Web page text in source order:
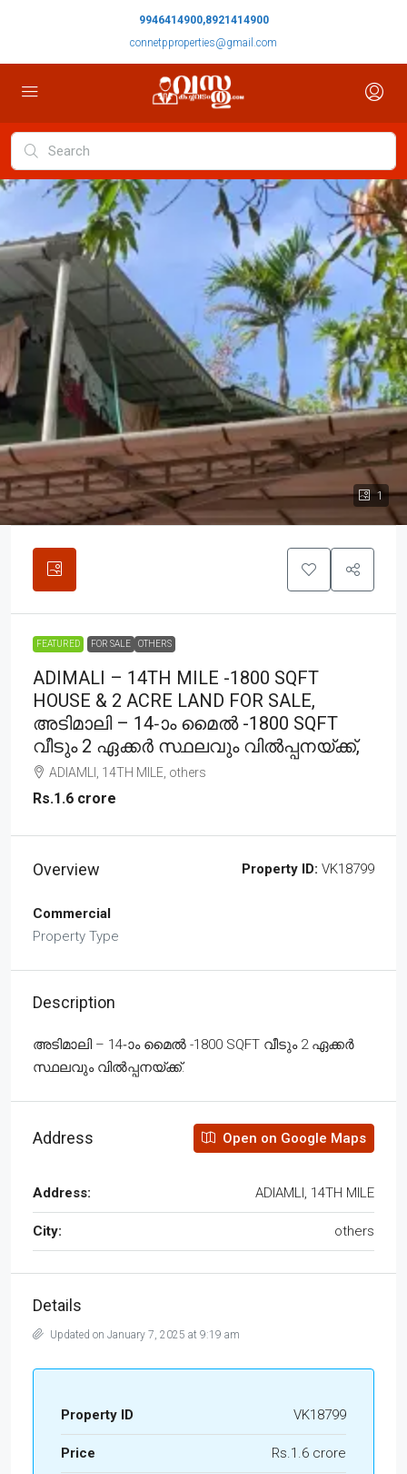
9946414900,8921414900
connetpproperties@gmail.com
1
FEATURED FOR SALE OTHERS
ADIMALI – 14TH MILE -1800 SQFT
HOUSE & 2 ACRE LAND FOR SALE,
അടിമാലി – 14-ാം മൈൽ -1800 SQFT
വീടും 2 ഏക്കർ സ്ഥലവും വിൽപ്പനയ്ക്ക്,
ADIAMLI, 14TH MILE, others
Rs.1.6 crore
Overview Property ID: VK18799
Commercial
Property Type
Description
അടിമാലി – 14-ാം മൈൽ -1800 SQFT വീടും 2 ഏക്കർ
സ്ഥലവും വിൽപ്പനയ്ക്ക്.
Address Open on Google Maps
Address: ADIAMLI, 14TH MILE
City: others
Details
Updated on January 7, 2025 at 9:19 am
Property ID VK18799
Price Rs.1.6 crore